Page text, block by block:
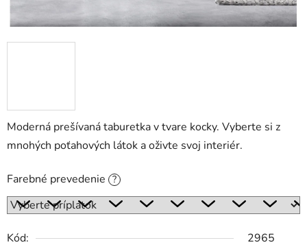
Moderná prešívaná taburetka v tvare kocky. Vyberte si z
mnohých poťahových látok a oživte svoj interiér.
Farebné prevedenie ?
Kód: 2965